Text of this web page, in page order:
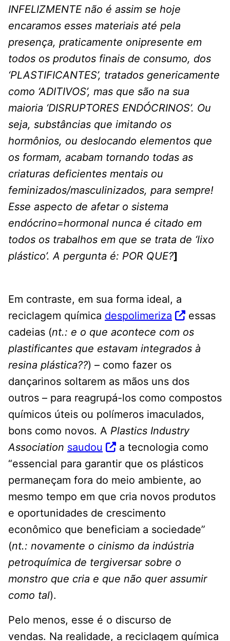
INFELIZMENTE não é assim se hoje
encaramos esses materiais até pela
presença, praticamente onipresente em
todos os produtos finais de consumo, dos
‘PLASTIFICANTES’, tratados genericamente
como ‘ADITIVOS’, mas que são na sua
maioria ‘DISRUPTORES ENDÓCRINOS’. Ou
seja, substâncias que imitando os
hormônios, ou deslocando elementos que
os formam, acabam tornando todas as
criaturas deficientes mentais ou
feminizados/masculinizados, para sempre!
Esse aspecto de afetar o sistema
endócrino=hormonal nunca é citado em
todos os trabalhos em que se trata de ‘lixo
plástico’. A pergunta é: POR QUE?]
Em contraste, em sua forma ideal, a
reciclagem química despolimeriza
essas
cadeias (nt.: e o que acontece com os
plastificantes que estavam integrados à
resina plástica??) – como fazer os
dançarinos soltarem as mãos uns dos
outros – para reagrupá-los como compostos
químicos úteis ou polímeros imaculados,
bons como novos. A Plastics Industry
Association saudou
a tecnologia como
“essencial para garantir que os plásticos
permaneçam fora do meio ambiente, ao
mesmo tempo em que cria novos produtos
e oportunidades de crescimento
econômico que beneficiam a sociedade”
(nt.: novamente o cinismo da indústria
petroquímica de tergiversar sobre o
monstro que cria e que não quer assumir
como tal).
Pelo menos, esse é o discurso de
vendas. Na realidade, a reciclagem química